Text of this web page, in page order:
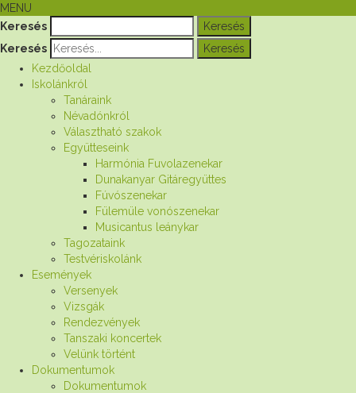
MENU
Keresés
Keresés
Kezdőoldal
Iskolánkról
Tanáraink
Névadónkról
Választható szakok
Együtteseink
Harmónia Fuvolazenekar
Dunakanyar Gitáregyüttes
Fúvószenekar
Fülemüle vonószenekar
Musicantus leánykar
Tagozataink
Testvériskolánk
Események
Versenyek
Vizsgák
Rendezvények
Tanszaki koncertek
Velünk történt
Dokumentumok
Dokumentumok